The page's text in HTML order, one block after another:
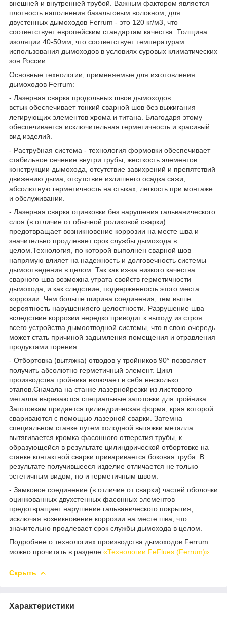
внешней и внутренней трубой. Важным фактором является
плотность наполнения базальтовым волокном, для
двустенных дымоходов Ferrum - это 120 кг/м3 , что
соответствует европейским стандартам качества. Толщина
изоляции 40-50мм, что соответствует температурам
использования дымоходов в условиях суровых климатических
зон России.
Основные технологии, применяемые для изготовления
дымоходов Ferrum:
- Лазерная сварка продольных швов дымоходов
встык обеспечивает тонкий сварной шов без выжигания
легирующих элементов хрома и титана. Благодаря этому
обеспечивается исключительная герметичность и красивый
вид изделий.
- Раструбная система - технология формовки обеспечивает
стабильное сечение внутри трубы, жесткость элементов
конструкции дымохода, отсутствие завихрений и препятствий
движению дыма, отсутствие излишнего осадка сажи,
абсолютную герметичность на стыках, легкость при монтаже
и обслуживании.
- Лазерная сварка оцинковки без нарушения гальванического
слоя (в отличие от обычной роликовой сварки)
предотвращает возникновение коррозии на месте шва и
значительно продлевает срок службы дымохода в
целом.Технология, по которой выполнен сварной шов
напрямую влияет на надежность и долговечность системы
дымоотведения в целом. Так как из-за низкого качества
сварного шва возможна утрата свойств герметичности
дымохода, и как следствие, подверженность этого места
коррозии. Чем больше ширина соединения, тем выше
вероятность нарушенияего целостности. Разрушение шва
вследствие коррозии нередко приводит к выходу из строя
всего устройства дымоотводной системы, что в свою очередь
может стать причиной задымления помещения и отравления
продуктами горения.
- Отбортовка (вытяжка) отводов у тройников 90° позволяет
получить абсолютно герметичный элемент. Цикл
производства тройника включает в себя несколько
этапов.Сначала на станке лазернойрезки из листового
металла вырезаются специальные заготовки для тройника.
Заготовкам придается цилиндрическая форма, края которой
свариваются с помощью лазерной сварки. Затемна
специальном станке путем холодной вытяжки металла
вытягивается кромка фасонного отверстия трубы, к
образующейся в результате цилиндрической отбортовке на
станке контактной сварки приваривается боковая труба. В
результате получившееся изделие отличается не только
эстетичным видом, но и герметичным швом.
- Замковое соединение (в отличие от сварки) частей оболочки
оцинкованных двухстенных фасонных элементов
предотвращает нарушение гальванического покрытия,
исключая возникновение коррозии на месте шва, что
значительно продлевает срок службы дымохода в целом.
Подробнее о технологиях производства дымоходов Ferrum
можно прочитать в разделе «Технологии FeFlues (Ferrum)»
Скрыть
Характеристики